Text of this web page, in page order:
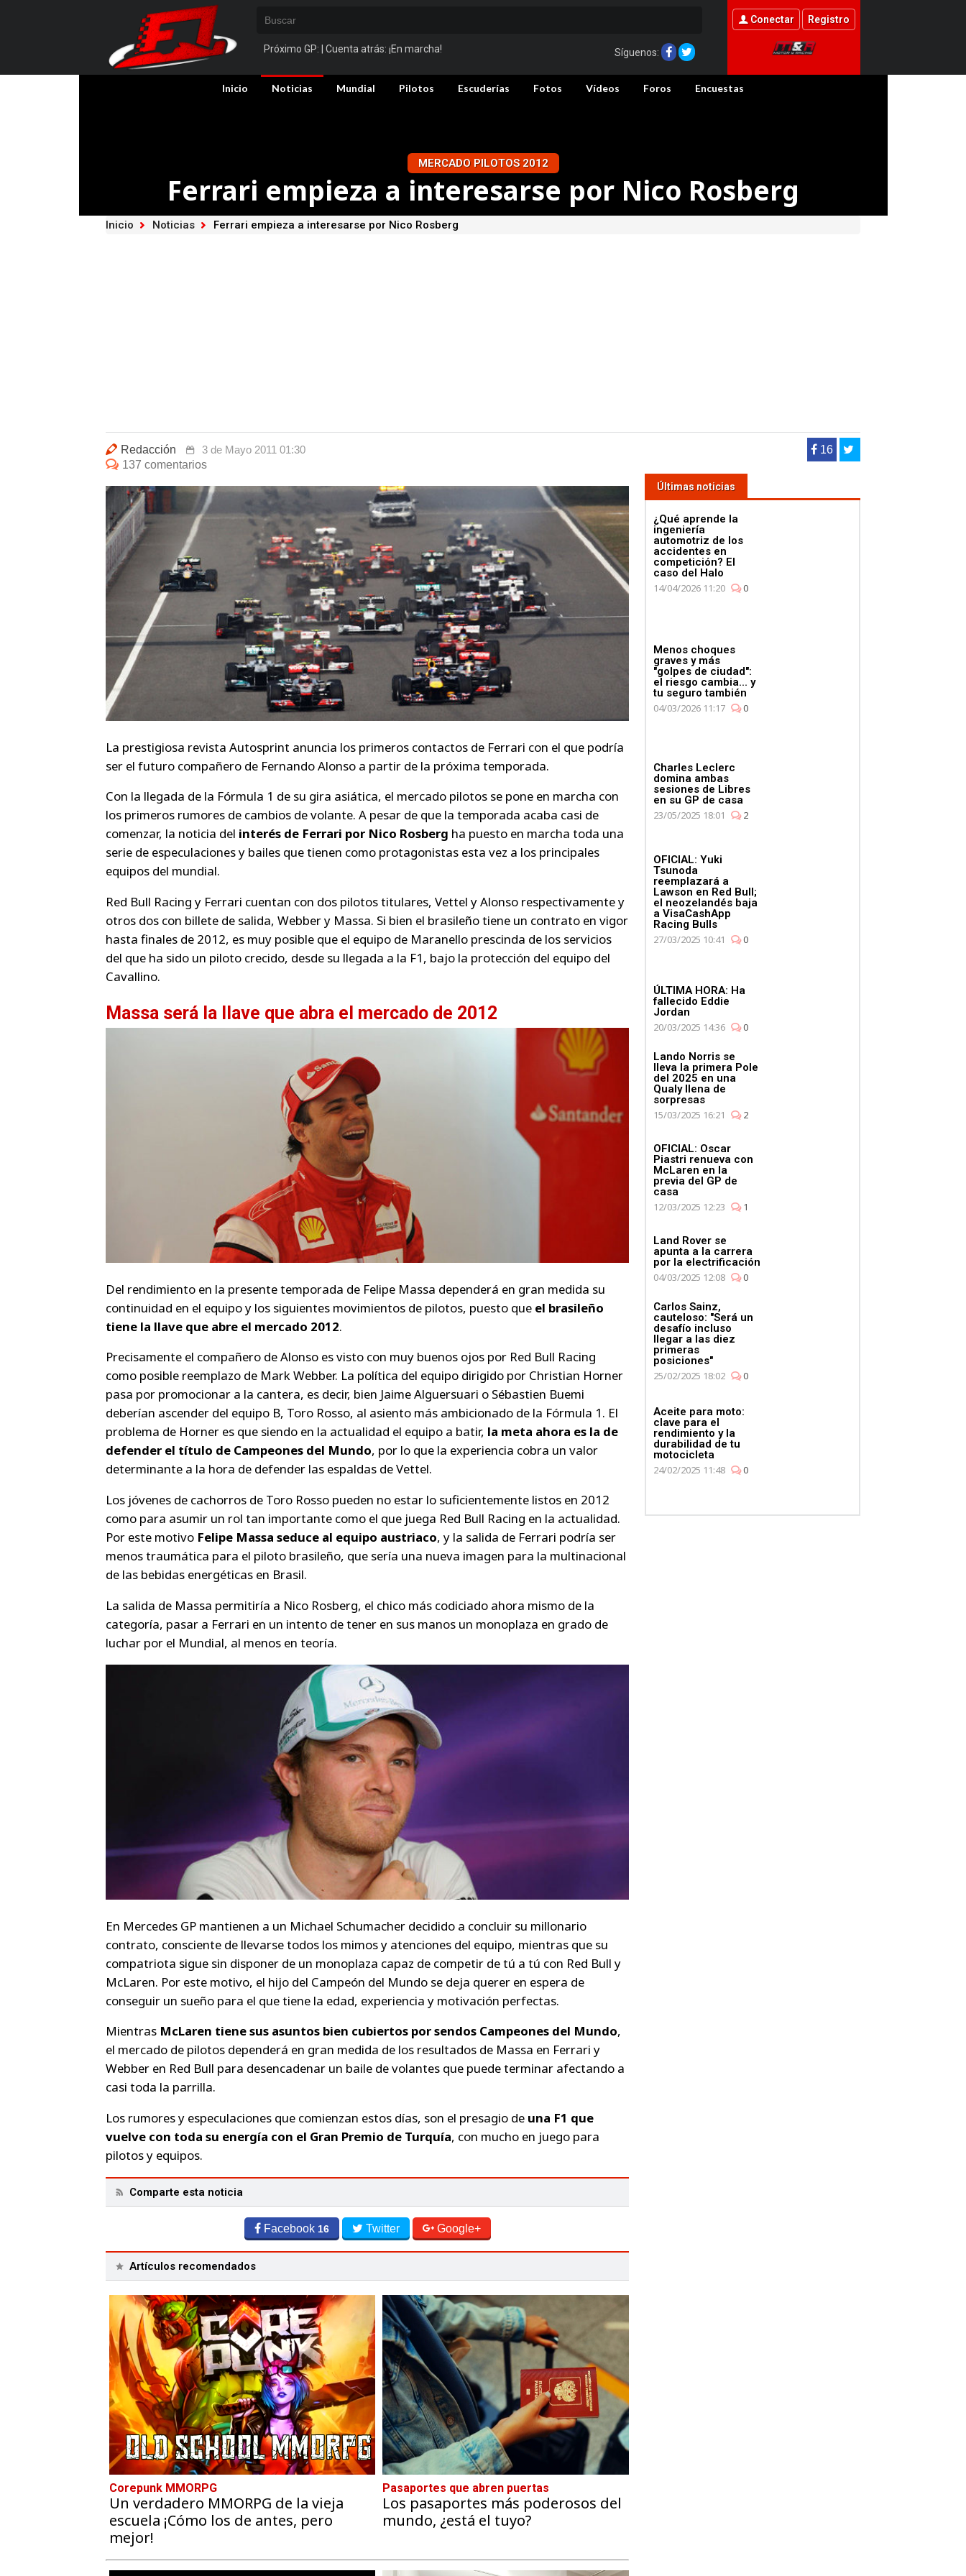
Próximo GP: | Cuenta atrás: ¡En marcha! Síguenos:
Conectar Registro
Inicio Noticias Mundial Pilotos Escuderías Fotos Vídeos Foros Encuestas
MERCADO PILOTOS 2012
Ferrari empieza a interesarse por Nico Rosberg
Inicio Noticias Ferrari empieza a interesarse por Nico Rosberg
Redacción
3 de Mayo 2011 01:30
137 comentarios
16
La prestigiosa revista Autosprint anuncia los primeros contactos de Ferrari con el que podría
ser el futuro compañero de Fernando Alonso a partir de la próxima temporada.
Con la llegada de la Fórmula 1 de su gira asiática, el mercado pilotos se pone en marcha con
los primeros rumores de cambios de volante. A pesar de que la temporada acaba casi de
comenzar, la noticia del interés de Ferrari por Nico Rosberg ha puesto en marcha toda una
serie de especulaciones y bailes que tienen como protagonistas esta vez a los principales
equipos del mundial.
Red Bull Racing y Ferrari cuentan con dos pilotos titulares, Vettel y Alonso respectivamente y
otros dos con billete de salida, Webber y Massa. Si bien el brasileño tiene un contrato en vigor
hasta finales de 2012, es muy posible que el equipo de Maranello prescinda de los servicios
del que ha sido un piloto crecido, desde su llegada a la F1, bajo la protección del equipo del
Cavallino.
Massa será la llave que abra el mercado de 2012
Del rendimiento en la presente temporada de Felipe Massa dependerá en gran medida su
continuidad en el equipo y los siguientes movimientos de pilotos, puesto que el brasileño
tiene la llave que abre el mercado 2012.
Precisamente el compañero de Alonso es visto con muy buenos ojos por Red Bull Racing
como posible reemplazo de Mark Webber. La política del equipo dirigido por Christian Horner
pasa por promocionar a la cantera, es decir, bien Jaime Alguersuari o Sébastien Buemi
deberían ascender del equipo B, Toro Rosso, al asiento más ambicionado de la Fórmula 1. El
problema de Horner es que siendo en la actualidad el equipo a batir, la meta ahora es la de
defender el título de Campeones del Mundo, por lo que la experiencia cobra un valor
determinante a la hora de defender las espaldas de Vettel.
Los jóvenes de cachorros de Toro Rosso pueden no estar lo suficientemente listos en 2012
como para asumir un rol tan importante como el que juega Red Bull Racing en la actualidad.
Por este motivo Felipe Massa seduce al equipo austriaco, y la salida de Ferrari podría ser
menos traumática para el piloto brasileño, que sería una nueva imagen para la multinacional
de las bebidas energéticas en Brasil.
La salida de Massa permitiría a Nico Rosberg, el chico más codiciado ahora mismo de la
categoría, pasar a Ferrari en un intento de tener en sus manos un monoplaza en grado de
luchar por el Mundial, al menos en teoría.
En Mercedes GP mantienen a un Michael Schumacher decidido a concluir su millonario
contrato, consciente de llevarse todos los mimos y atenciones del equipo, mientras que su
compatriota sigue sin disponer de un monoplaza capaz de competir de tú a tú con Red Bull y
McLaren. Por este motivo, el hijo del Campeón del Mundo se deja querer en espera de
conseguir un sueño para el que tiene la edad, experiencia y motivación perfectas.
Mientras McLaren tiene sus asuntos bien cubiertos por sendos Campeones del Mundo,
el mercado de pilotos dependerá en gran medida de los resultados de Massa en Ferrari y
Webber en Red Bull para desencadenar un baile de volantes que puede terminar afectando a
casi toda la parrilla.
Los rumores y especulaciones que comienzan estos días, son el presagio de una F1 que
vuelve con toda su energía con el Gran Premio de Turquía, con mucho en juego para
pilotos y equipos.
Comparte esta noticia
Facebook 16 Twitter Google+
Artículos recomendados
Corepunk MMORPG
Un verdadero MMORPG de la vieja
escuela ¡Cómo los de antes, pero
mejor!
Pasaportes que abren puertas
Los pasaportes más poderosos del
mundo, ¿está el tuyo?
Últimas noticias
¿Qué aprende la
ingeniería
automotriz de los
accidentes en
competición? El
caso del Halo
14/04/2026 11:20
0
Menos choques
graves y más
"golpes de ciudad":
el riesgo cambia... y
tu seguro también
04/03/2026 11:17
0
Charles Leclerc
domina ambas
sesiones de Libres
en su GP de casa
23/05/2025 18:01
2
OFICIAL: Yuki
Tsunoda
reemplazará a
Lawson en Red Bull;
el neozelandés baja
a VisaCashApp
Racing Bulls
27/03/2025 10:41
0
ÚLTIMA HORA: Ha
fallecido Eddie
Jordan
20/03/2025 14:36
0
Lando Norris se
lleva la primera Pole
del 2025 en una
Qualy llena de
sorpresas
15/03/2025 16:21
2
OFICIAL: Oscar
Piastri renueva con
McLaren en la
previa del GP de
casa
12/03/2025 12:23
1
Land Rover se
apunta a la carrera
por la electrificación
04/03/2025 12:08
0
Carlos Sainz,
cauteloso: "Será un
desafío incluso
llegar a las diez
primeras
posiciones"
25/02/2025 18:02
0
Aceite para moto:
clave para el
rendimiento y la
durabilidad de tu
motocicleta
24/02/2025 11:48
0